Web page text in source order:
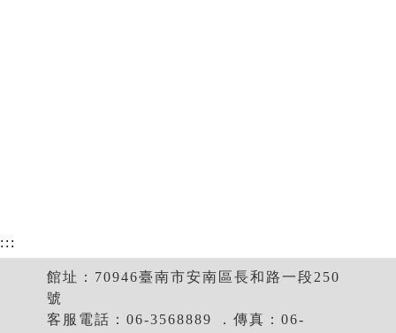
:::
館址：70946臺南市安南區長和路一段250
號
客服電話：06-3568889 ．傳真：06-